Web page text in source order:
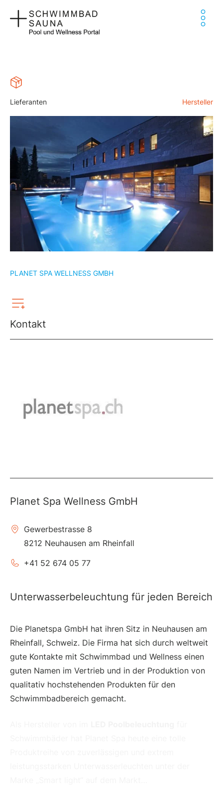
Inhalt
springen
Lieferanten Hersteller
PLANET SPA WELLNESS GMBH
Kontakt
Planet Spa Wellness GmbH
Gewerbestrasse 8
8212 Neuhausen am Rheinfall
+41 52 674 05 77
Unterwasserbeleuchtung für jeden Bereich
Die Planetspa GmbH hat ihren Sitz in Neuhausen am
Rheinfall, Schweiz. Die Firma hat sich durch weltweit
gute Kontakte mit Schwimmbad und Wellness einen
guten Namen im Vertrieb und in der Produktion von
qualitativ hochstehenden Produkten für den
Schwimmbadbereich gemacht.